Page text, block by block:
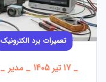
تعمیرات برد الکترونیک
_17 تیر 1405 _ مدیر _